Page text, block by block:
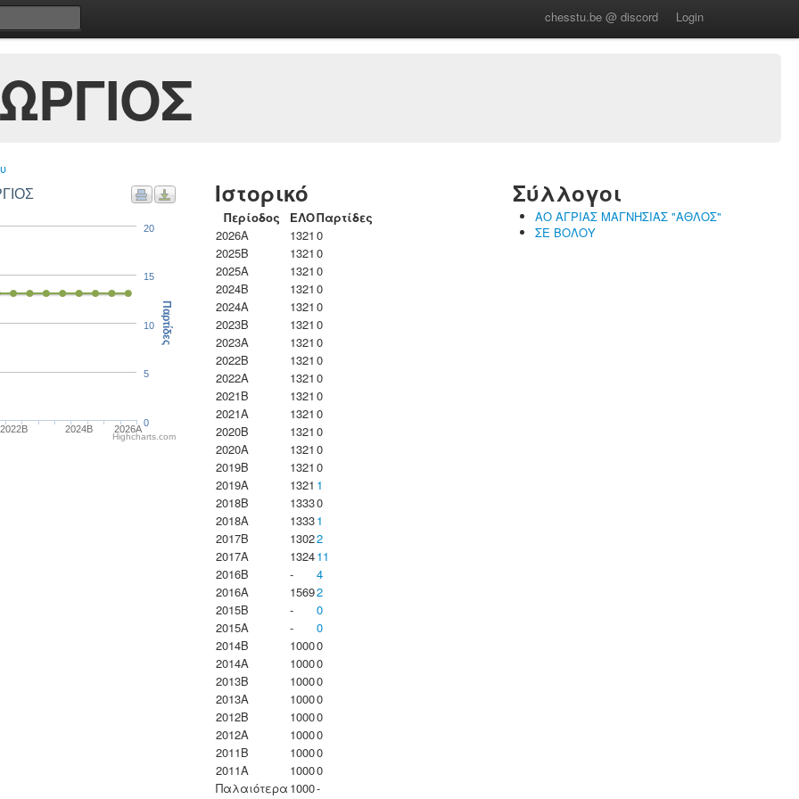
chesstu.be @ discord Login
2022B 2024B 2026A
0
5
10
15
20
Παρτίδες
Highcharts.com
Ιστορικό
Περίοδος ΕΛΟΠαρτίδες
2026A
1321 0
2025B
1321 0
2025A
1321 0
2024B
1321 0
2024A
1321 0
2023B
1321 0
2023Α
1321 0
2022B
1321 0
2022A
1321 0
2021B
1321 0
2021A
1321 0
2020B
1321 0
2020A
1321 0
2019B
1321 0
2019A
1321 1
2018B
13330
2018A
13331
2017B
13022
2017A
132411
2016B
-
4
2016A
15692
2015B
-
0
2015A
-
0
2014B
10000
2014A
10000
2013B
10000
2013A
10000
2012B
10000
2012A
10000
2011B
10000
2011A
10000
Παλαιότερα 1000-
Σύλλογοι
ΑΟ ΑΓΡΙΑΣ ΜΑΓΝΗΣΙΑΣ "ΑΘΛΟΣ"
ΣΕ ΒΟΛΟΥ